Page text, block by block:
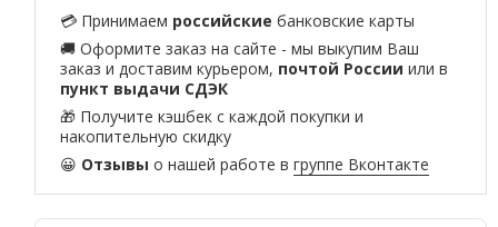
💳 Принимаем российские банковские карты
🚚 Оформите заказ на сайте - мы выкупим Ваш
заказ и доставим курьером, почтой России или в
пункт выдачи СДЭК
🎁 Получите кэшбек с каждой покупки и
накопительную скидку
😀 Отзывы о нашей работе вгруппе Вконтакте